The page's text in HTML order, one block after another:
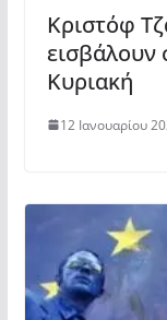
Κριστόφ
εισβάλουν
Κυριακή
12 Ιανουαρίου